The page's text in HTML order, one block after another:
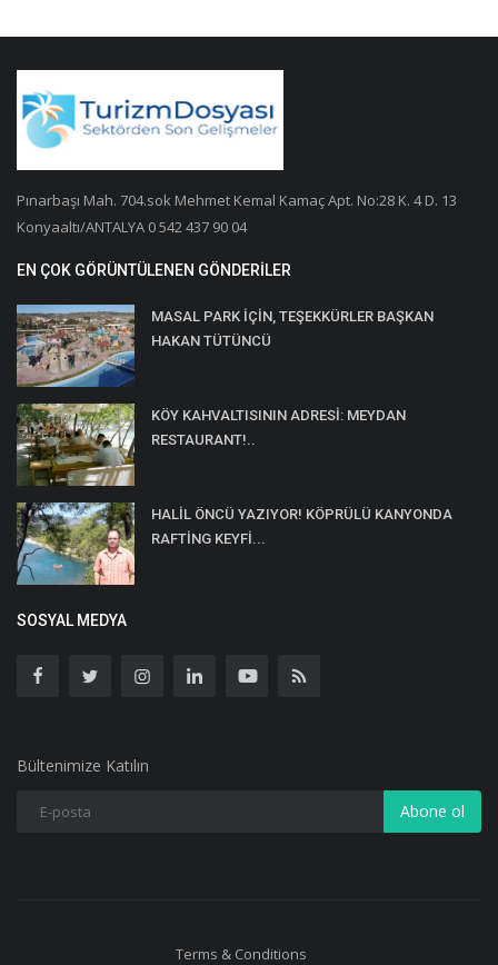
Pınarbaşı Mah. 704.sok Mehmet Kemal Kamaç Apt. No:28 K. 4 D. 13
Konyaaltı/ANTALYA 0 542 437 90 04
EN ÇOK GÖRÜNTÜLENEN GÖNDERILER
MASAL PARK İÇİN, TEŞEKKÜRLER BAŞKAN
HAKAN TÜTÜNCÜ
KÖY KAHVALTISININ ADRESİ: MEYDAN
RESTAURANT!..
HALİL ÖNCÜ YAZIYOR! KÖPRÜLÜ KANYONDA
RAFTİNG KEYFİ...
SOSYAL MEDYA
Bültenimize Katılın
Abone ol
Terms & Conditions